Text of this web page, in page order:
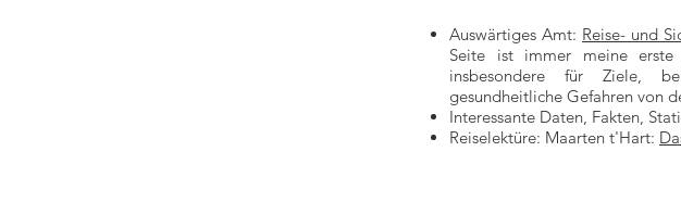
Auswärtiges Amt: Reise- und
Seite ist immer meine
insbesondere für Ziele,
gesundheitliche Gefahren von
Interessante Daten, Fakten,
Reiselektüre: Maarten t'Hart: